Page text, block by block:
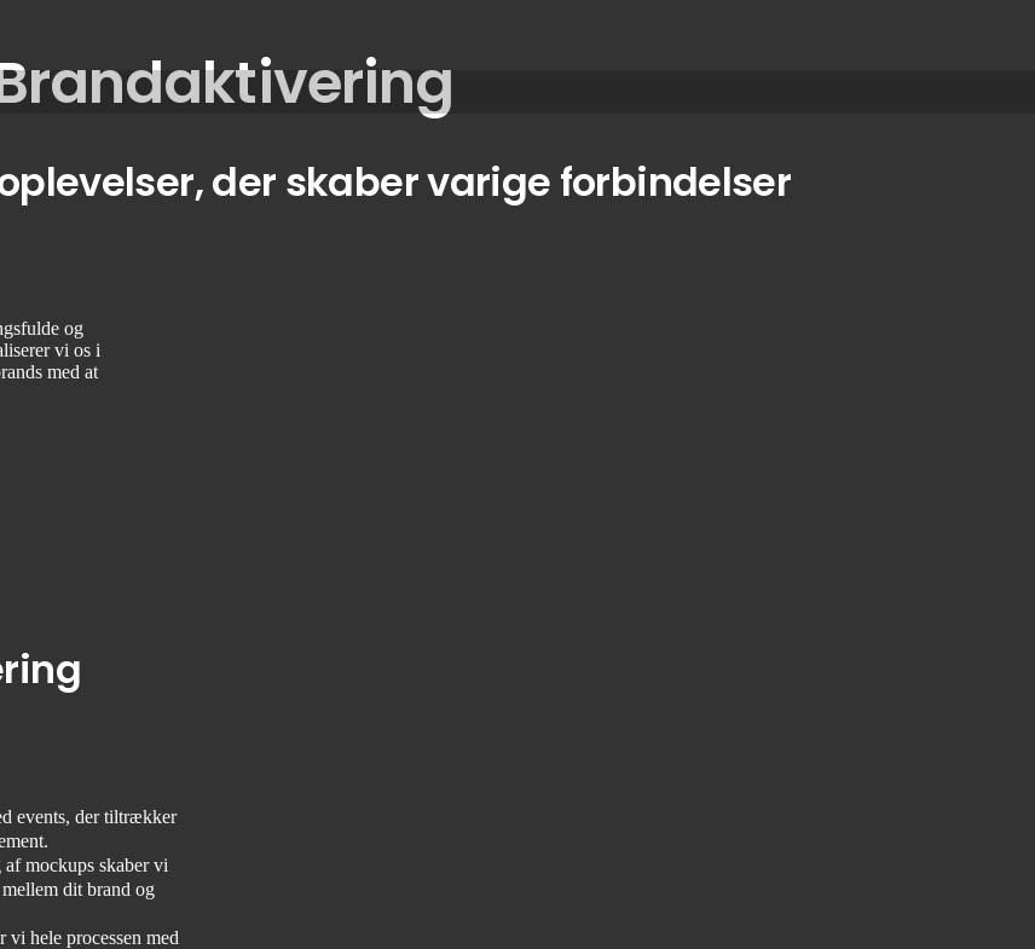
der skaber varige forbindelser
og
vi os i
med at
events, der tiltrækker
mockups skaber vi
dit brand og
hele processen med